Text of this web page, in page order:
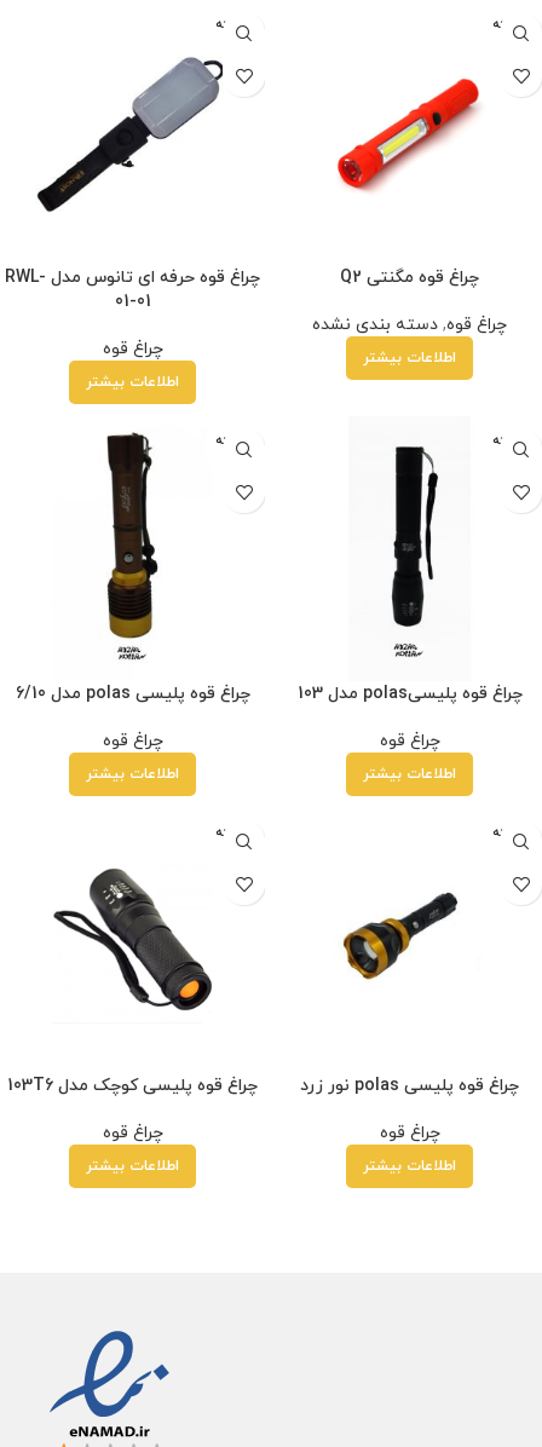
فروخته
شده
چراغ قوه مگنتی Q2
چراغ قوه, دسته بندی نشده
اطلاعات بیشتر
فروخته
شده
چراغ قوه حرفه ای تانوس مدل RWL-
01-01
چراغ قوه
اطلاعات بیشتر
فروخته
شده
چراغ قوه پلیسیpolas مدل 103
چراغ قوه
اطلاعات بیشتر
فروخته
شده
چراغ قوه پلیسی polas مدل 6/10
چراغ قوه
اطلاعات بیشتر
فروخته
شده
چراغ قوه پلیسی polas نور زرد
چراغ قوه
اطلاعات بیشتر
فروخته
شده
چراغ قوه پلیسی کوچک مدل 103T6
چراغ قوه
اطلاعات بیشتر